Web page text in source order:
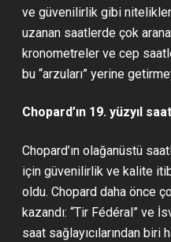
ve güvenilirlik gibi
uzanan saatlerde çok
kronometreler ve cep
bu “arzuları” yerine
Chopard’ın 19. yüzyıl
Chopard’ın olağanüstü
için güvenilirlik ve kalite
oldu. Chopard daha önce
kazandı: “Tir Fédéral” ve
saat sağlayıcılarından biri